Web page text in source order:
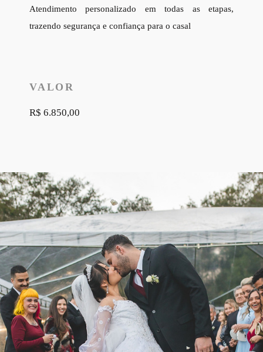
Atendimento personalizado em todas as etapas,
trazendo segurança e confiança para o casal
VALOR
R$ 6.850,00